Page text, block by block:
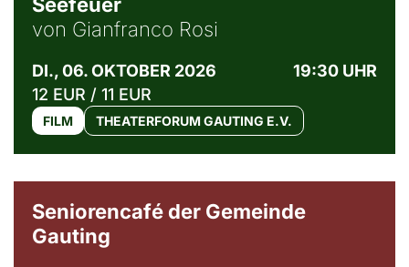
von Gianfranco Rosi
DI., 06. OKTOBER 2026
19:30 UHR
12 EUR / 11 EUR
FILM THEATERFORUM GAUTING E.V.
Seniorencafé der Gemeinde
Gauting